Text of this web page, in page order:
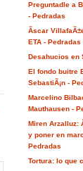
Preguntadle a
- Pedradas
Ãscar
ETA - Pedradas
Desahucios en
El fondo buitre
SebastiÃ¡n -
Marcelino
Mauthausen -
Miren Arzalluz:
y poner en
Pedradas
Tortura: lo que